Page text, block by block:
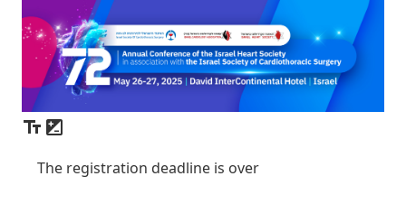
The registration deadline is over